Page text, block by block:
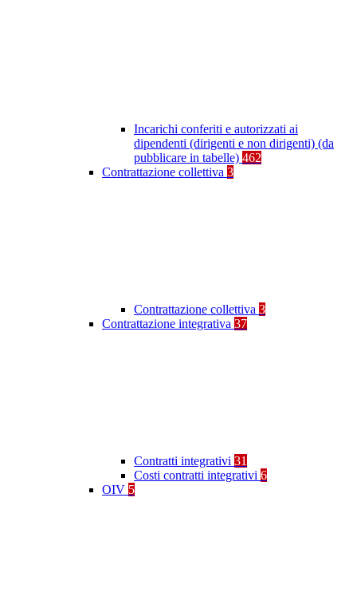
Incarichi conferiti e autorizzati ai
dipendenti (dirigenti e non dirigenti) (da
pubblicare in tabelle) 462
Contrattazione collettiva 3
Contrattazione collettiva 3
Contrattazione integrativa 37
Contratti integrativi 31
Costi contratti integrativi 6
OIV 5